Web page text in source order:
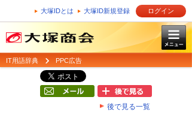
大塚IDとは 大塚ID新規登録 ログイン
IT用語辞典 PPC広告
後で見る一覧